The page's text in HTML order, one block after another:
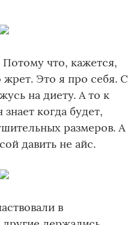
Потому что, кажется,
Это я про себя. С
на диету. А то к
когда будет,
размеров. А
давить не айс.
в